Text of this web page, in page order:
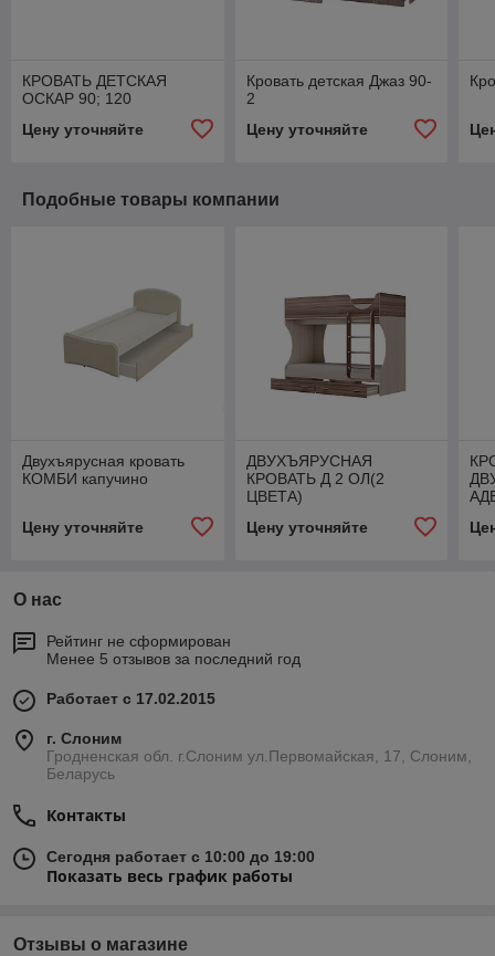
КРОВАТЬ ДЕТСКАЯ
ОСКАР 90; 120
Цену уточняйте
Кровать детская Джаз 90-
2
Цену уточняйте
Подобные товары компании
Двухъярусная кровать
КОМБИ капучино
Цену уточняйте
ДВУХЪЯРУСНАЯ
КРОВАТЬ Д 2 ОЛ(2
ЦВЕТА)
Цену уточняйте
О нас
Рейтинг не сформирован
Менее 5 отзывов за последний год
Работает с 17.02.2015
г. Слоним
Гродненская обл. г.Слоним ул.Первомайская, 17, Слоним,
Беларусь
Контакты
Сегодня работает с 10:00 до 19:00
Показать весь график работы
Отзывы о магазине